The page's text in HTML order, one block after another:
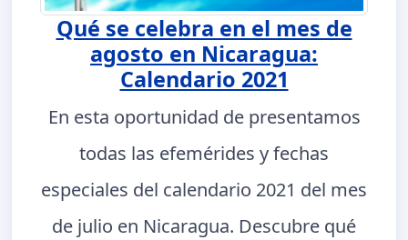
Qué se celebra en el mes de
agosto en Nicaragua:
Calendario 2021
En esta oportunidad de presentamos
todas las efemérides y fechas
especiales del calendario 2021 del mes
de julio en Nicaragua. Descubre qué